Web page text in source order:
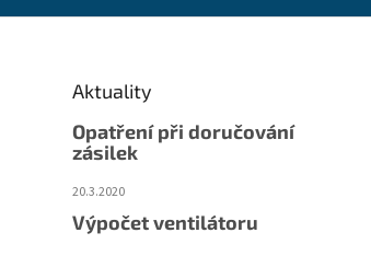
Aktuality
Opatření při doručování
zásilek
20.3.2020
Výpočet ventilátoru